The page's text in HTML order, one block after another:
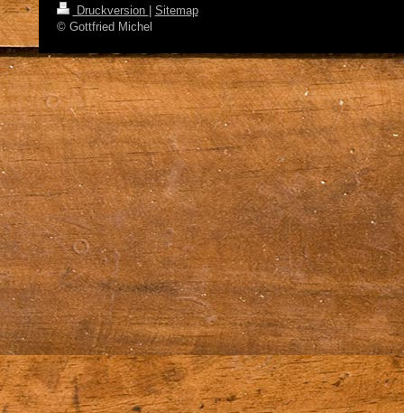
Druckversion | Sitemap
© Gottfried Michel